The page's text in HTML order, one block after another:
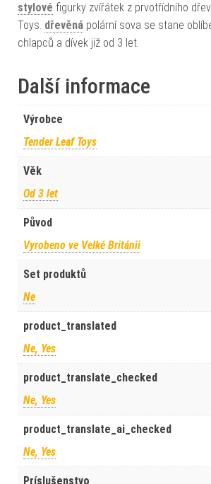
stylové figurky zvířátek z prvotřídního
Toys. dřevěná polární sova se stane
chlapců a dívek již od 3 let.
Další informace
Výrobce
Tender Leaf Toys
Věk
Od 3 let
Původ
Vyrobeno ve Velké Británii
Set produktů
Ne
product_translated
Ne, Yes
product_translate_checked
Ne, Yes
product_translate_ai_checked
Ne, Yes
Príslušenstvo